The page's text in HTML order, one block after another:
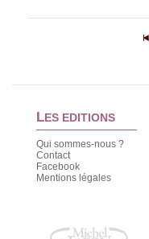
LES EDITIONS
Qui sommes-nous ?
Contact
Facebook
Mentions légales